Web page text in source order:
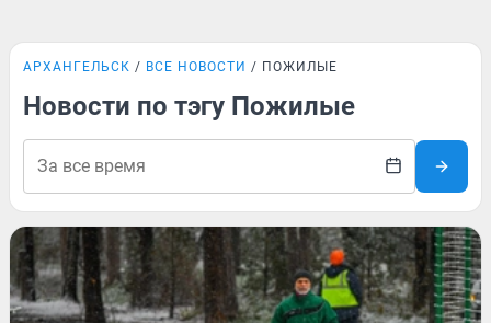
АРХАНГЕЛЬСК ВСЕ НОВОСТИ ПОЖИЛЫЕ
Новости по тэгу Пожилые